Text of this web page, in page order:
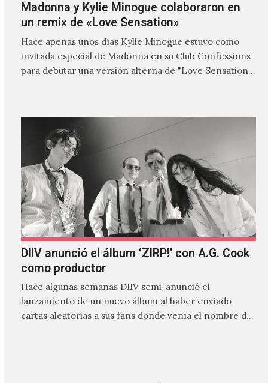
Madonna y Kylie Minogue colaboraron en
un remix de «Love Sensation»
Hace apenas unos días Kylie Minogue estuvo como
invitada especial de Madonna en su Club Confessions
para debutar una versión alterna de "Love Sensation",
DIIV anunció el álbum ‘ZIRP!’ con A.G. Cook
como productor
Hace algunas semanas DIIV semi-anunció el
lanzamiento de un nuevo álbum al haber enviado
cartas aleatorias a sus fans donde venía el nombre de